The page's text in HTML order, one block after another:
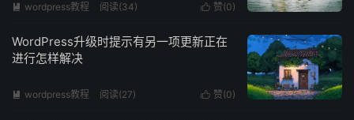
 赞(0)
 wordpress教程 阅读(34)
WordPress升级时提示有另一项更新正在
进行怎样解决
 赞(0)
 wordpress教程 阅读(27)